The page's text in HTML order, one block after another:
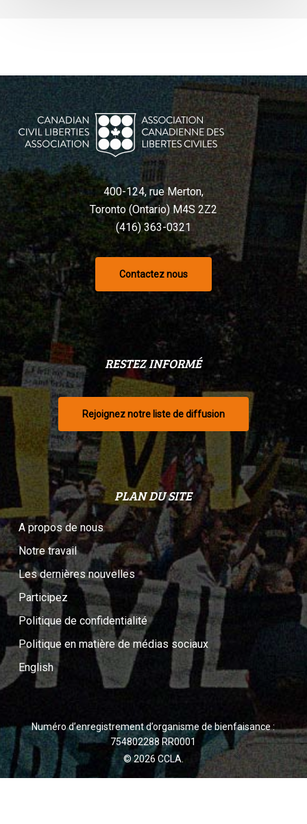
400-124, rue Merton,
Toronto (Ontario) M4S 2Z2
(416) 363-0321
Contactez nous
RESTEZ INFORMÉ
Rejoignez notre liste de diffusion
PLAN DU SITE
A propos de nous
Notre travail
Les dernières nouvelles
Participez
Politique de confidentialité
Politique en matière de médias sociaux
English
Numéro d’enregistrement d’organisme de bienfaisance :
754802288 RR0001
© 2026 CCLA.